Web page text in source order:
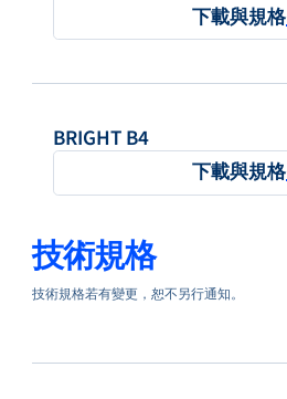
下載與規格
BRIGHT B4
下載與規格
技術規格
技術規格若有變更，恕不另行通知。